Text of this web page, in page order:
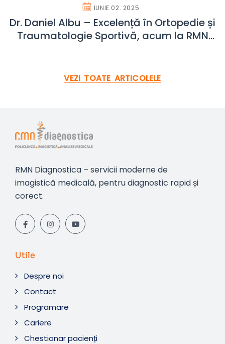
IUNIE 02. 2025
Dr. Daniel Albu – Excelență în Ortopedie și
Traumatologie Sportivă, acum la RMN
VEZI TOATE ARTICOLELE
RMN Diagnostica – servicii moderne de
imagistică medicală, pentru diagnostic rapid și
corect.
Utile
Despre noi
Contact
Programare
Cariere
Chestionar pacienți